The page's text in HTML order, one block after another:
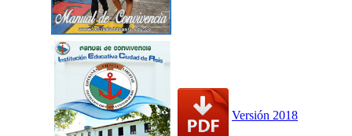
Versión 2018